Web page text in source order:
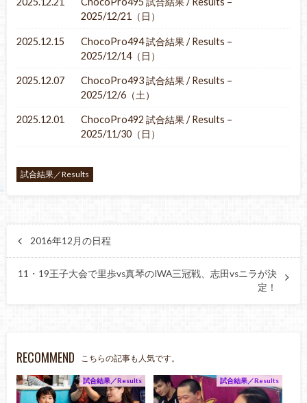
2025/12/21（日）
2025.12.15
ChocoPro494 試合結果 / Results –
2025/12/14（日）
2025.12.07
ChocoPro493 試合結果 / Results –
2025/12/6（土）
2025.12.01
ChocoPro492 試合結果 / Results –
2025/11/30（日）
試合結果／Results
2016年12月の日程
11・19王子大会で里歩vs真琴のIWA三冠戦、志田vsニラが決
定！
RECOMMEND こちらの記事も人気です。
試合結果／Results 試合結果／Results